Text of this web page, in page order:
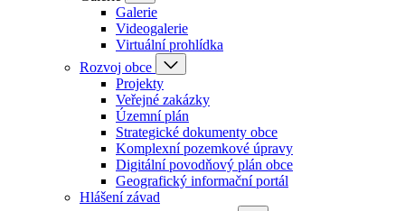
Galerie
Videogalerie
Virtuální prohlídka
Rozvoj obce
Projekty
Veřejné zakázky
Územní plán
Strategické dokumenty obce
Komplexní pozemkové úpravy
Digitální povodňový plán obce
Geografický informační portál
Hlášení závad